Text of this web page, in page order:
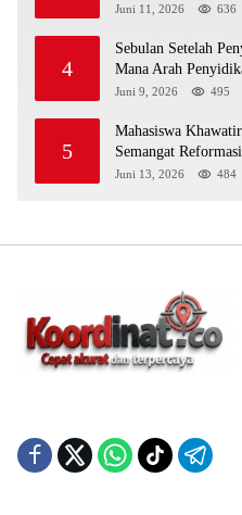
Juni 11, 2026 636
4
Sebulan Setelah
Mana Arah
Juni 9, 2026 495
5
Mahasiswa
Semangat Reformasi
Juni 13, 2026 484